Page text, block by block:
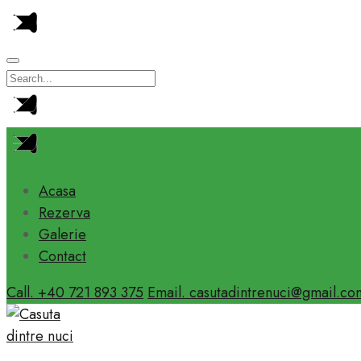
Acasa
Rezerva
Galerie
Contact
Call. +40 721 893 375 Email.